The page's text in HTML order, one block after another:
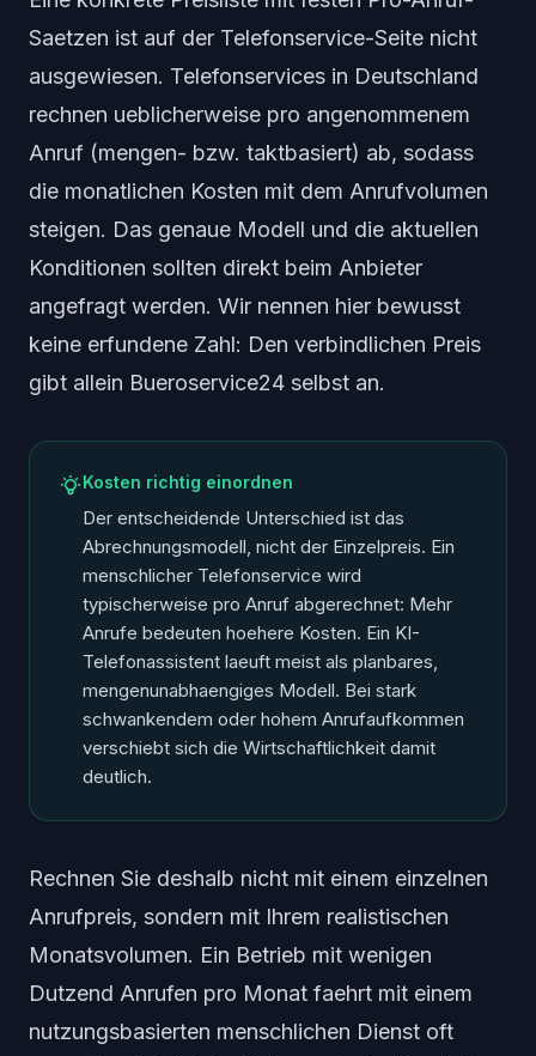
Saetzen ist auf der Telefonservice-Seite nicht
ausgewiesen. Telefonservices in Deutschland
rechnen ueblicherweise pro angenommenem
Anruf (mengen- bzw. taktbasiert) ab, sodass
die monatlichen Kosten mit dem Anrufvolumen
steigen. Das genaue Modell und die aktuellen
Konditionen sollten direkt beim Anbieter
angefragt werden. Wir nennen hier bewusst
keine erfundene Zahl: Den verbindlichen Preis
gibt allein Bueroservice24 selbst an.
Kosten richtig einordnen
Der entscheidende Unterschied ist das
Abrechnungsmodell, nicht der Einzelpreis. Ein
menschlicher Telefonservice wird
typischerweise pro Anruf abgerechnet: Mehr
Anrufe bedeuten hoehere Kosten. Ein KI-
Telefonassistent laeuft meist als planbares,
mengenunabhaengiges Modell. Bei stark
schwankendem oder hohem Anrufaufkommen
verschiebt sich die Wirtschaftlichkeit damit
deutlich.
Rechnen Sie deshalb nicht mit einem einzelnen
Anrufpreis, sondern mit Ihrem realistischen
Monatsvolumen. Ein Betrieb mit wenigen
Dutzend Anrufen pro Monat faehrt mit einem
nutzungsbasierten menschlichen Dienst oft